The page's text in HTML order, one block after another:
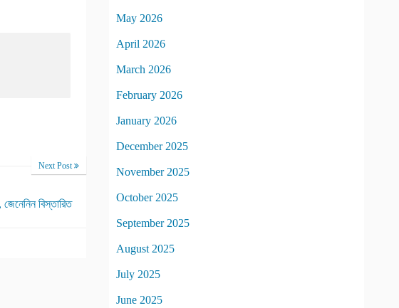
Next Post
বিস্তারিত
May 2026
April 2026
March 2026
February 2026
January 2026
December 2025
November 2025
October 2025
September 2025
August 2025
July 2025
June 2025